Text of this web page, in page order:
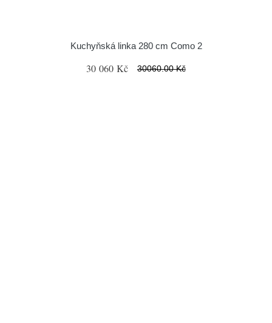
Kuchyňská linka 280 cm Como 2
30 060 Kč 30060.00 Kč